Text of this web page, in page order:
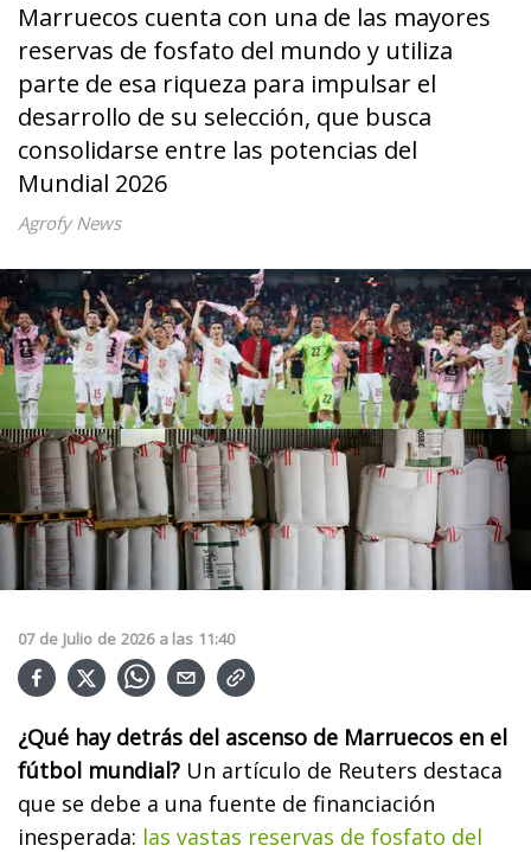
Marruecos cuenta con una de las mayores
reservas de fosfato del mundo y utiliza
parte de esa riqueza para impulsar el
desarrollo de su selección, que busca
consolidarse entre las potencias del
Mundial 2026
Agrofy News
07 de Julio de 2026 a las 11:40
¿Qué hay detrás del ascenso de Marruecos en el
fútbol mundial? Un artículo de Reuters destaca
que se debe a una fuente de financiación
inesperada: las vastas reservas de fosfato del